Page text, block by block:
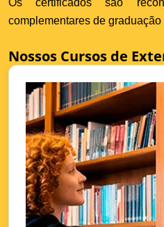
Os certificados são
complementares de
Nossos Cursos de